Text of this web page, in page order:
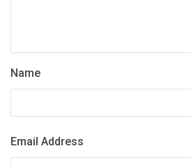
Name
Email Address